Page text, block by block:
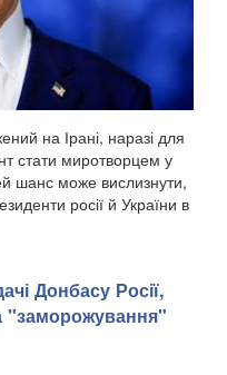
на Ірані, наразі для
стати миротворцем у
шанс може вислизнути,
росії й України в
Донбасу Росії,
"заморожування"